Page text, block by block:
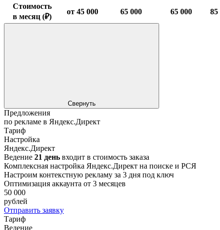
Стоимость
в месяц (₽)
от 45 000 65 000 65 000 85
Свернуть
Предложения
по рекламе в Яндекс.Директ
Тариф
Настройка
Яндекс.Директ
Ведение 21 день входит в стоимость заказа
Комплексная настройка Яндекс.Директ на поиске и РСЯ
Настроим контекстную рекламу за 3 дня под ключ
Оптимизация аккаунта от 3 месяцев
50 000
рублей
Отправить заявку
Тариф
Ведение